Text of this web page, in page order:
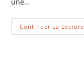
Continuer La Lecture